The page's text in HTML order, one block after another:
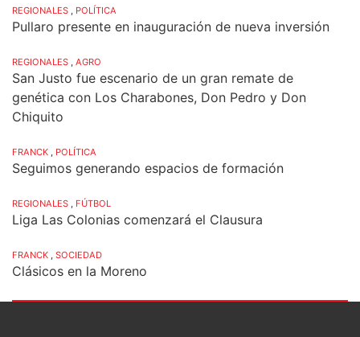
REGIONALES , POLÍTICA
Pullaro presente en inauguración de nueva inversión
REGIONALES , AGRO
San Justo fue escenario de un gran remate de
genética con Los Charabones, Don Pedro y Don
Chiquito
FRANCK , POLÍTICA
Seguimos generando espacios de formación
REGIONALES , FÚTBOL
Liga Las Colonias comenzará el Clausura
FRANCK , SOCIEDAD
Clásicos en la Moreno